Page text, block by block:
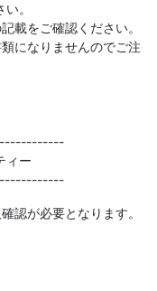
。
載をご確認ください。
になりませんのでご注
ィー
認が必要となります。